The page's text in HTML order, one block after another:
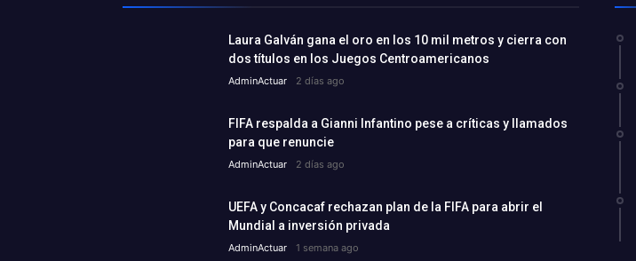
Laura Galván gana el oro en los 10 mil metros y cierra con
dos títulos en los Juegos Centroamericanos
AdminActuar 2 días ago
FIFA respalda a Gianni Infantino pese a críticas y llamados
para que renuncie
AdminActuar 2 días ago
UEFA y Concacaf rechazan plan de la FIFA para abrir el
Mundial a inversión privada
AdminActuar 1 semana ago